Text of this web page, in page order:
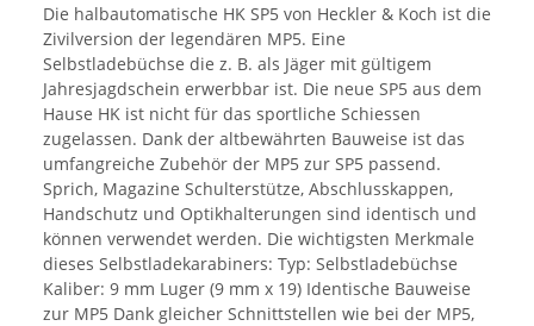
Die halbautomatische HK SP5 von Heckler & Koch ist die
Zivilversion der legendären MP5. Eine
Selbstladebüchse die z. B. als Jäger mit gültigem
Jahresjagdschein erwerbbar ist. Die neue SP5 aus dem
Hause HK ist nicht für das sportliche Schiessen
zugelassen. Dank der altbewährten Bauweise ist das
umfangreiche Zubehör der MP5 zur SP5 passend.
Sprich, Magazine Schulterstütze, Abschlusskappen,
Handschutz und Optikhalterungen sind identisch und
können verwendet werden. Die wichtigsten Merkmale
dieses Selbstladekarabiners: Typ: Selbstladebüchse
Kaliber: 9 mm Luger (9 mm x 19) Identische Bauweise
zur MP5 Dank gleicher Schnittstellen wie bei der MP5,